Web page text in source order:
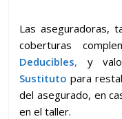
Las aseguradoras,
coberturas
Deducibles, y
Sustituto para
del asegurado, en
en el taller.